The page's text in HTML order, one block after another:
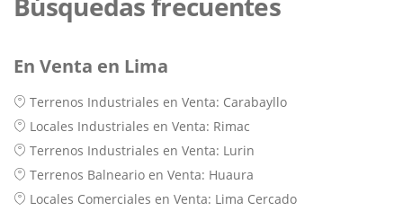
En Venta en Lima
Terrenos Industriales en Venta: Carabayllo
Locales Industriales en Venta: Rimac
Terrenos Industriales en Venta: Lurin
Terrenos Balneario en Venta: Huaura
Locales Comerciales en Venta: Lima Cercado